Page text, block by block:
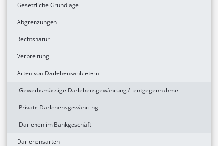
Gesetzliche Grundlage
Abgrenzungen
Rechtsnatur
Verbreitung
Arten von Darlehensanbietern
Gewerbsmässige Darlehensgewährung / -entgegennahme
Private Darlehensgewährung
Darlehen im Bankgeschäft
Darlehensarten